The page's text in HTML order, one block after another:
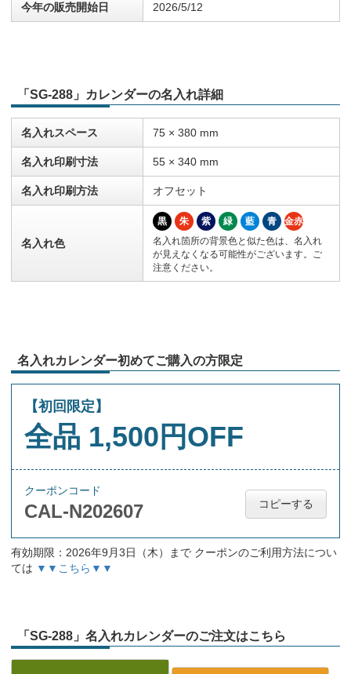
今年の販売開始日 2026/5/12
「SG-288」カレンダーの名入れ詳細
名入れスペース 75 × 380 mm
名入れ印刷寸法 55 × 340 mm
名入れ印刷方法 オフセット
名入れ色
黒 朱 紫 緑 藍 青
金赤
名入れ箇所の背景色と似た色は、名入れ
が見えなくなる可能性がございます。ご
注意ください。
名入れカレンダー初めてご購入の方限定
【初回限定】
全品 1,500円OFF
クーポンコード
CAL-N202607 コピーする
有効期限：2026年9月3日（木）まで クーポンのご利用方法につい
ては ▼▼こちら▼▼
「SG-288」名入れカレンダーのご注文はこちら